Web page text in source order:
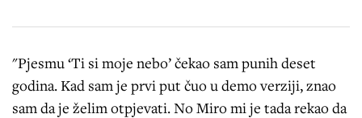
"Pjesmu ‘Ti si moje nebo’ čekao sam punih deset
godina. Kad sam je prvi put čuo u demo verziji, znao
sam da je želim otpjevati. No Miro mi je tada rekao da